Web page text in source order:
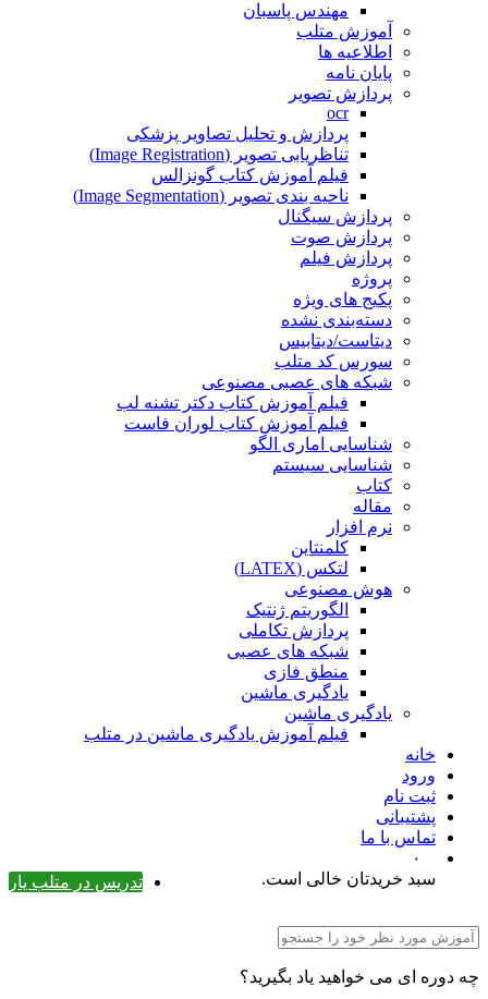
مهندس پاسبان
آموزش متلب
اطلاعیه ها
پایان نامه
پردازش تصویر
ocr
پردازش و تحلیل تصاویر پزشکی
تناظریابی تصویر (Image Registration)
فیلم آموزش کتاب گونزالس
ناحیه بندی تصویر (Image Segmentation)
پردازش سیگنال
پردازش صوت
پردازش فیلم
پروژه
پکیج های ویژه
دسته‌بندی نشده
دیتاست/دیتابیس
سورس کد متلب
شبکه های عصبی مصنوعی
فیلم آموزش کتاب دکتر تشنه لب
فیلم آموزش کتاب لوران فاست
شناسایی اماری الگو
شناسایی سیستم
کتاب
مقاله
نرم افزار
کلمنتاین
لتکس (LATEX)
هوش مصنوعی
الگوریتم ژنتیک
پردازش تکاملی
شبکه های عصبی
منطق فازی
یادگیری ماشین
یادگیری ماشین
فیلم آموزش یادگیری ماشین در متلب
خانه
ورود
ثبت نام
پشتیبانی
تماس با ما
۰
تدریس در متلب یار
سبد خریدتان خالی است.
چه دوره ای می خواهید یاد بگیرید؟